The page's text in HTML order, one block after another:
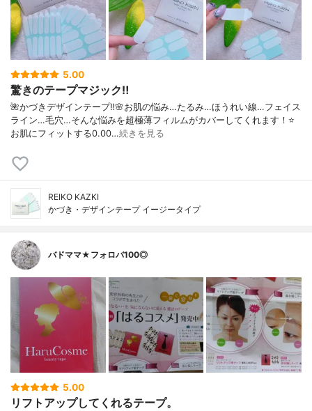
5.00
驚きのテープマジック‼️
🌺かづきデザインテープ‼️🌸お肌の悩み…たるみ…ほうれい線…フェイス
ライン…毛穴…そんな悩みを超極薄フィルムがカバーしてくれます！⭐️
お肌にフィットする0.00…続きを見る
REIKO KAZKI
かづき・デザインテープ イージータイプ
バドママ★フォロバ100◎
5.00
リフトアップしてくれるテープ。